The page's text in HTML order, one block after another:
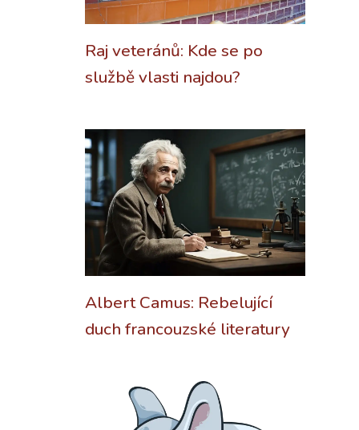
Raj veteránů: Kde se po
službě vlasti najdou?
Albert Camus: Rebelující
duch francouzské literatury